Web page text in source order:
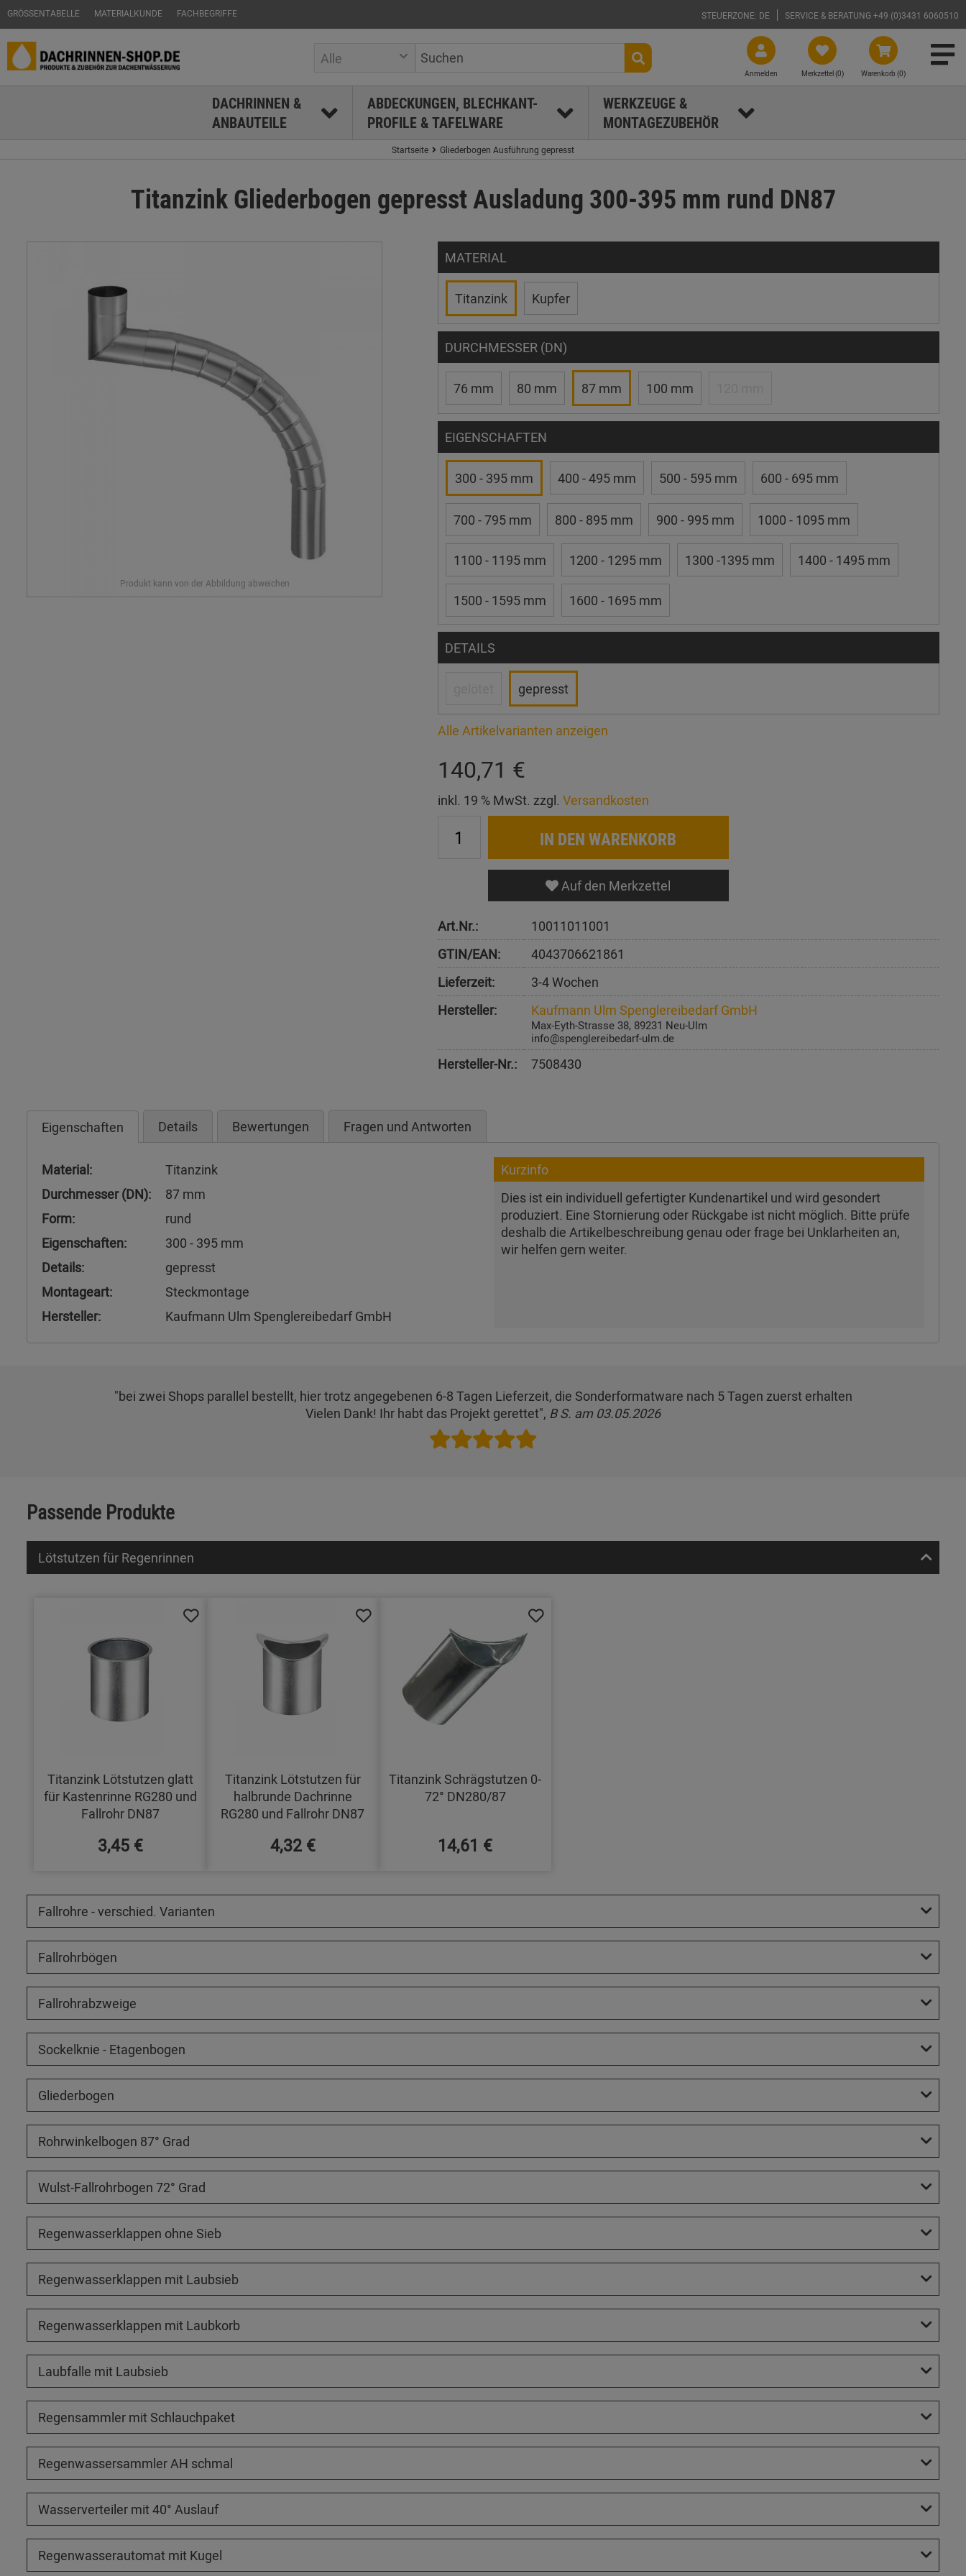
GRÖSSENTABELLE MATERIALKUNDE FACHBEGRIFFE STEUERZONE: DE SERVICE & BERATUNG +49 (0)3431 6060510
Warenkorb (0)
Merkzettel (0)
Anmelden
Alle
DACHRINNEN &
ANBAUTEILE
ABDECKUNGEN, BLECHKANT-
PROFILE & TAFELWARE
WERKZEUGE &
MONTAGEZUBEHÖR
Startseite Gliederbogen Ausführung gepresst
Titanzink Gliederbogen gepresst Ausladung 300-395 mm rund DN87
MATERIAL
Titanzink Kupfer
DURCHMESSER (DN)
76 mm 80 mm 87 mm 100 mm
EIGENSCHAFTEN
300 - 395 mm 400 - 495 mm 500 - 595 mm 600 - 695 mm
700 - 795 mm 800 - 895 mm 900 - 995 mm 1000 - 1095 mm
1100 - 1195 mm 1200 - 1295 mm 1300 -1395 mm 1400 - 1495 mm
1500 - 1595 mm 1600 - 1695 mm
DETAILS
gepresst
Alle Artikelvarianten anzeigen
140,71 €
inkl. 19 % MwSt. zzgl. Versandkosten
IN DEN WARENKORB
Auf den Merkzettel
Art.Nr.:
10011011001
GTIN/EAN:
4043706621861
Lieferzeit:
3-4 Wochen
Hersteller:
Kaufmann Ulm Spenglereibedarf GmbH
Max-Eyth-Strasse 38, 89231 Neu-Ulm
info@spenglereibedarf-ulm.de
Hersteller-Nr.: 7508430
Eigenschaften Details Bewertungen Fragen und Antworten
Material:
Titanzink
Durchmesser (DN):
87 mm
Form:
rund
Eigenschaften:
300 - 395 mm
Details:
gepresst
Montageart:
Steckmontage
Hersteller:
Kaufmann Ulm Spenglereibedarf GmbH
Kurzinfo
Dies ist ein individuell gefertigter Kundenartikel und wird gesondert
produziert. Eine Stornierung oder Rückgabe ist nicht möglich. Bitte prüfe
deshalb die Artikelbeschreibung genau oder frage bei Unklarheiten an,
wir helfen gern weiter.
"bei zwei Shops parallel bestellt, hier trotz angegebenen 6-8 Tagen Lieferzeit, die Sonderformatware nach 5 Tagen zuerst erhalten
Vielen Dank! Ihr habt das Projekt gerettet", B S. am 03.05.2026
Passende Produkte
Lötstutzen für Regenrinnen
Titanzink Lötstutzen glatt
für Kastenrinne RG280 und
Fallrohr DN87
3,45 €
Titanzink Lötstutzen für
halbrunde Dachrinne
RG280 und Fallrohr DN87
4,32 €
Titanzink Schrägstutzen 0-
72° DN280/87
14,61 €
Fallrohre - verschied. Varianten
Fallrohrbögen
Fallrohrabzweige
Sockelknie - Etagenbogen
Gliederbogen
Rohrwinkelbogen 87° Grad
Wulst-Fallrohrbogen 72° Grad
Regenwasserklappen ohne Sieb
Regenwasserklappen mit Laubsieb
Regenwasserklappen mit Laubkorb
Laubfalle mit Laubsieb
Regensammler mit Schlauchpaket
Regenwassersammler AH schmal
Wasserverteiler mit 40° Auslauf
Regenwasserautomat mit Kugel